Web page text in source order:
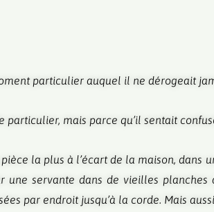
particulier auquel il ne dérogeait
particulier, mais parce qu’il sentait
la plus à l’écart de la maison, dans
une servante dans de vieilles
par endroit jusqu’à la corde. Mais